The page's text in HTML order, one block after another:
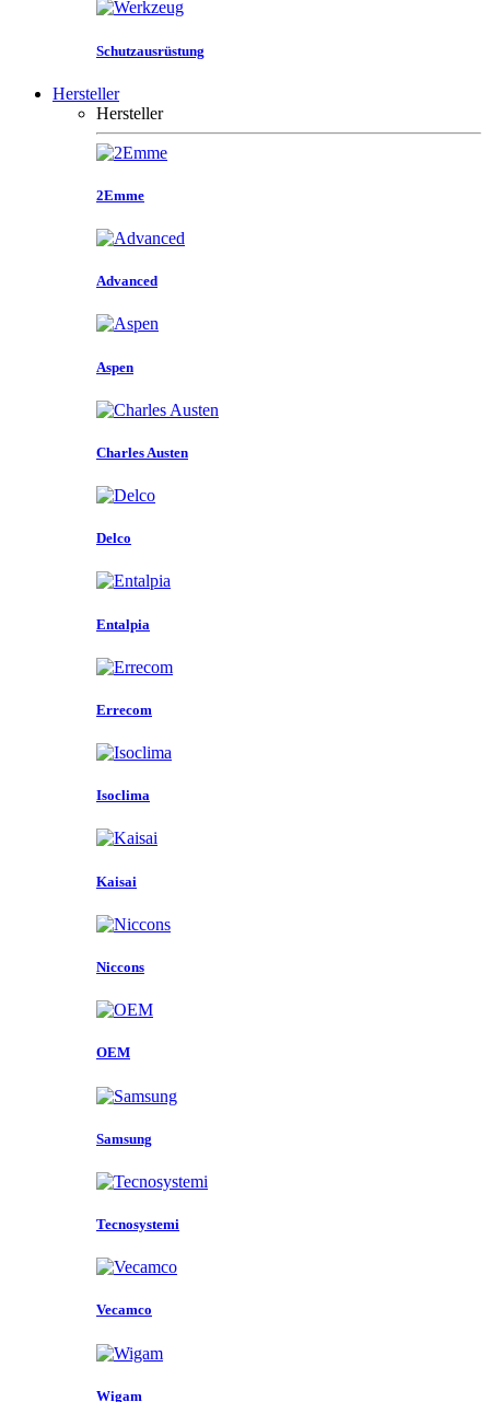
Schutzausrüstung
Hersteller
Hersteller
2Emme
Advanced
Aspen
Charles Austen
Delco
Entalpia
Errecom
Isoclima
Kaisai
Niccons
OEM
Samsung
Tecnosystemi
Vecamco
Wigam